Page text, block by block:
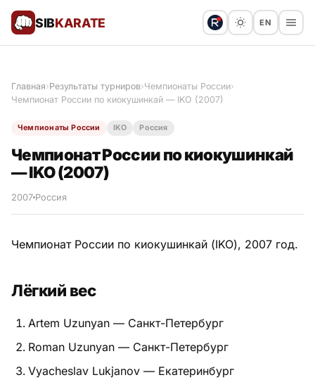
SIBKARATE EN
Результаты турниров
Пояса
Главная›Результаты турниров›Чемпионаты России›
Чемпионат России по киокушинкай — IKO (2007)
Чемпионаты России IKO Россия
Чемпионат России по киокушинкай
— IKO (2007)
2007 Россия
Чемпионат России по киокушинкай (IKO), 2007 год.
Лёгкий вес
Artem Uzunyan — Санкт-Петербург
Roman Uzunyan — Санкт-Петербург
Vyacheslav Lukjanov — Екатеринбург